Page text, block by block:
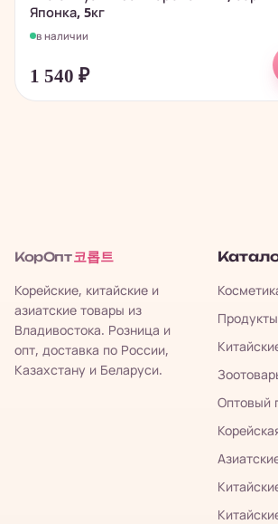
Японка, 5кг
в наличии
1 540 ₽
КорОпт 코롭트
Корейские, китайские и
азиатские товары из
Владивостока. Розница и
опт, доставка по России,
Казахстану и Беларуси.
Оптовый